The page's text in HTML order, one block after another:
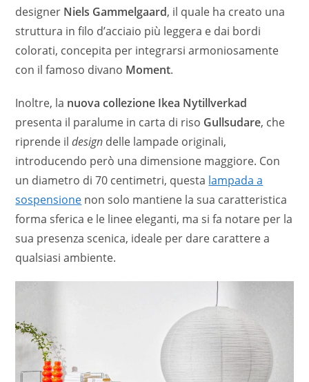
designer Niels Gammelgaard, il quale ha creato una
struttura in filo d’acciaio più leggera e dai bordi
colorati, concepita per integrarsi armoniosamente
con il famoso divano Moment.
Inoltre, la nuova collezione Ikea Nytillverkad
presenta il paralume in carta di riso Gullsudare, che
riprende ildesign delle lampade originali,
introducendo però una dimensione maggiore. Con
un diametro di 70 centimetri, questa lampada a
sospensione non solo mantiene la sua caratteristica
forma sferica e le linee eleganti, ma si fa notare per la
sua presenza scenica, ideale per dare carattere a
qualsiasi ambiente.